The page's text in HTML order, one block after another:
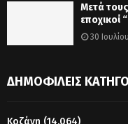
Μετά
εποχικοί
30
ΔΗΜΟΦΙΛΕΊΣ